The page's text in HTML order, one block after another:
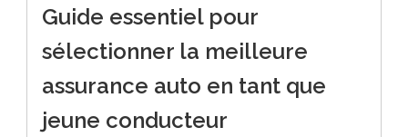
Guide essentiel pour
sélectionner la meilleure
assurance auto en tant que
jeune conducteur